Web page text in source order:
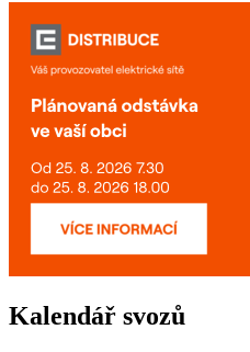
Kalendář svozů